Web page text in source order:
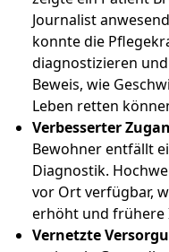
Journalist
konnte die
diagnostizieren
Beweis, wie
Leben retten
Verbesserter
Bewohner entfällt
Diagnostik.
vor Ort verfügbar,
erhöht und
Vernetzte